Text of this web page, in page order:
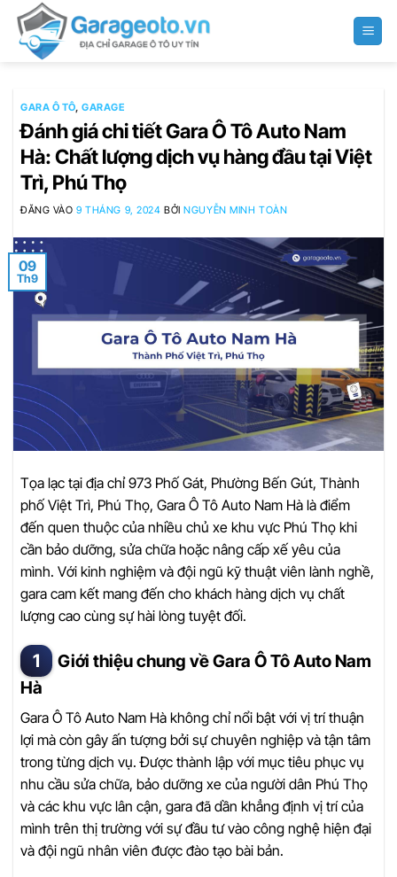
qua
GARA Ô TÔ,GARAGE
Đánh giá chi tiết Gara Ô Tô Auto Nam
Hà: Chất lượng dịch vụ hàng đầu tại Việt
Trì, Phú Thọ
ĐĂNG VÀO9 THÁNG 9, 2024 BỞINGUYỄN MINH TOÀN
09
Th9
Tọa lạc tại địa chỉ 973 Phố Gát, Phường Bến Gút, Thành
phố Việt Trì, Phú Thọ, Gara Ô Tô Auto Nam Hà là điểm
đến quen thuộc của nhiều chủ xe khu vực Phú Thọ khi
cần bảo dưỡng, sửa chữa hoặc nâng cấp xế yêu của
mình. Với kinh nghiệm và đội ngũ kỹ thuật viên lành nghề,
gara cam kết mang đến cho khách hàng dịch vụ chất
lượng cao cùng sự hài lòng tuyệt đối.
Giới thiệu chung về Gara Ô Tô Auto Nam
Hà
Gara Ô Tô Auto Nam Hà không chỉ nổi bật với vị trí thuận
lợi mà còn gây ấn tượng bởi sự chuyên nghiệp và tận tâm
trong từng dịch vụ. Được thành lập với mục tiêu phục vụ
nhu cầu sửa chữa, bảo dưỡng xe của người dân Phú Thọ
và các khu vực lân cận, gara đã dần khẳng định vị trí của
mình trên thị trường với sự đầu tư vào công nghệ hiện đại
và đội ngũ nhân viên được đào tạo bài bản.